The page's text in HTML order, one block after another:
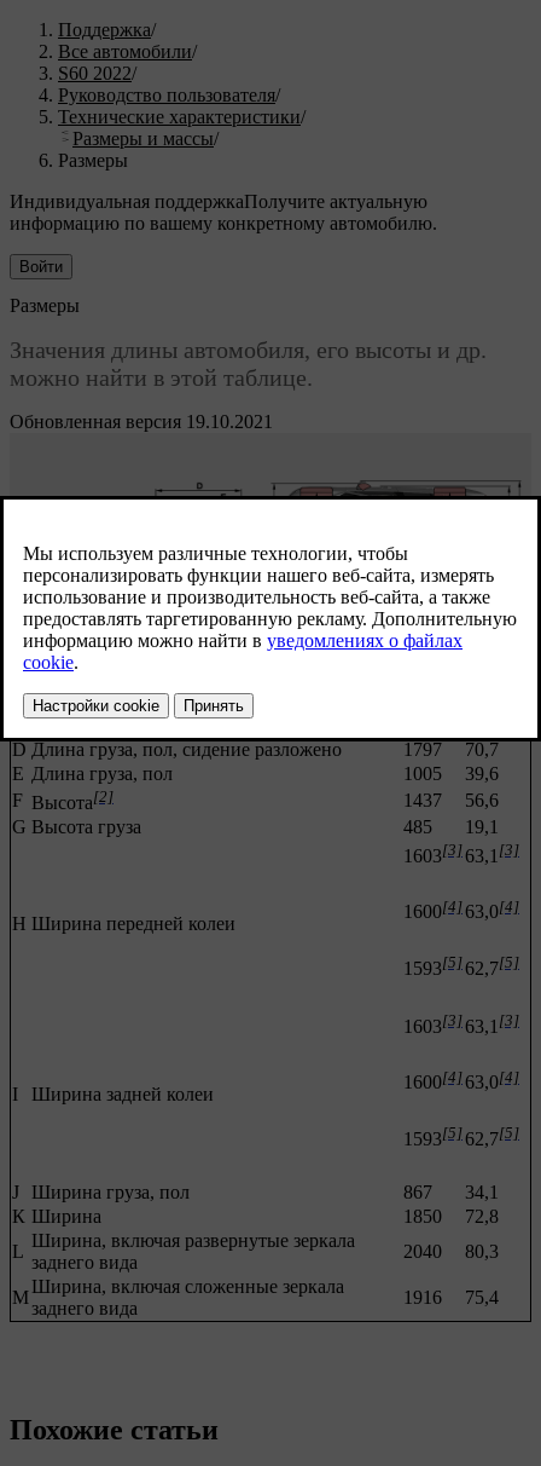
Поддержка/
Все автомобили/
S60 2022/
Руководство пользователя/
Технические характеристики/
Размеры и массы/
Размеры
Индивидуальная поддержкаПолучите актуальную
информацию по вашему конкретному автомобилю.
Войти
Обновленная версия 19.10.2021
Размеры
Значения длины автомобиля, его высоты и др.
можно найти в этой таблице.
Размеры мм
A Дорожный просвет
B Колесная база
C Рост
D Длина груза, пол, сидение разложено 1797
70,7
Е Длина груза, пол 1005
39,6
F Высота[2] 1437
56,6
G Высота груза 485 19,1
Н Ширина передней колеи
1603[3]
1600[4]
1593[5]
63,1 [3]
63,0[4]
62,7[5]
I Ширина задней колеи
1603[3]
1600[4]
1593[5]
63,1 [3]
63,0[4]
62,7[5]
J Ширина груза, пол 867
34,1
К Ширина 1850
72,8
L
Ширина, включая развернутые зеркала
заднего вида
2040 80,3
M
Ширина, включая сложенные зеркала
заднего вида
1916 75,4
Похожие статьи